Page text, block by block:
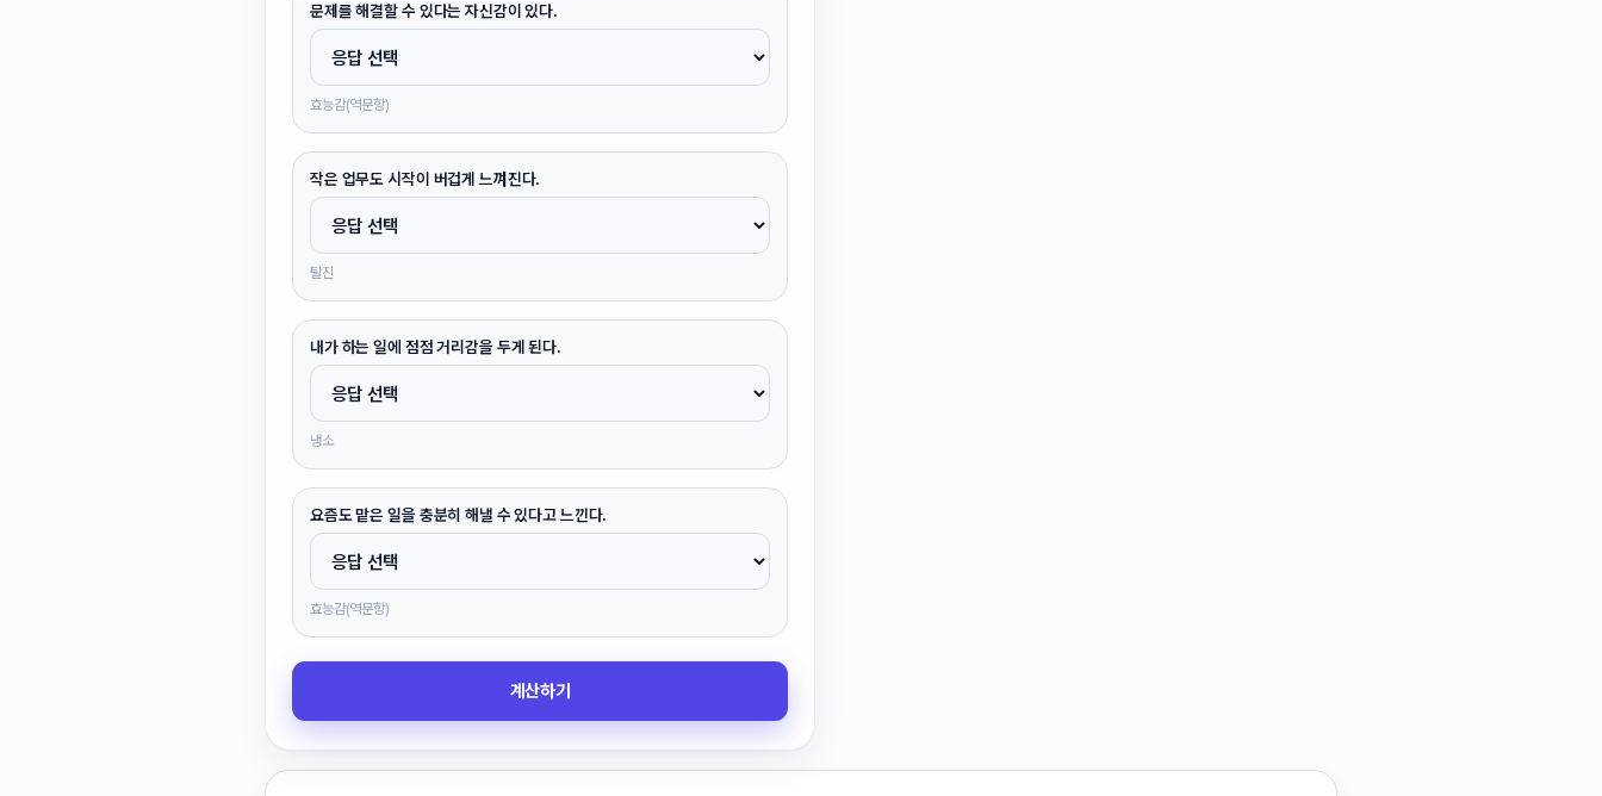
문제를 해결할 수 있다는 자신감이 있다.
효능감(역문항)
작은 업무도 시작이 버겁게 느껴진다.
탈진
내가 하는 일에 점점 거리감을 두게 된다.
냉소
요즘도 맡은 일을 충분히 해낼 수 있다고 느낀다.
효능감(역문항)
계산하기